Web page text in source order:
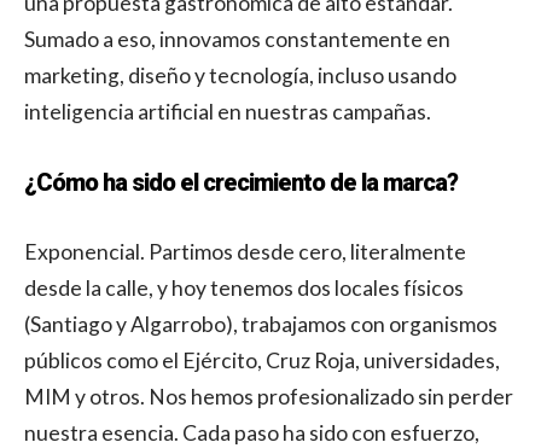
Sumado a eso, innovamos constantemente en
marketing, diseño y tecnología, incluso usando
inteligencia artificial en nuestras campañas.
¿Cómo ha sido el crecimiento de la marca?
Exponencial. Partimos desde cero, literalmente
desde la calle, y hoy tenemos dos locales físicos
(Santiago y Algarrobo), trabajamos con organismos
públicos como el Ejército, Cruz Roja, universidades,
MIM y otros. Nos hemos profesionalizado sin perder
nuestra esencia. Cada paso ha sido con esfuerzo,